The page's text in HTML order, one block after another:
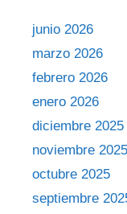
junio 2026
marzo 2026
febrero 2026
enero 2026
diciembre 2025
noviembre 2025
octubre 2025
septiembre